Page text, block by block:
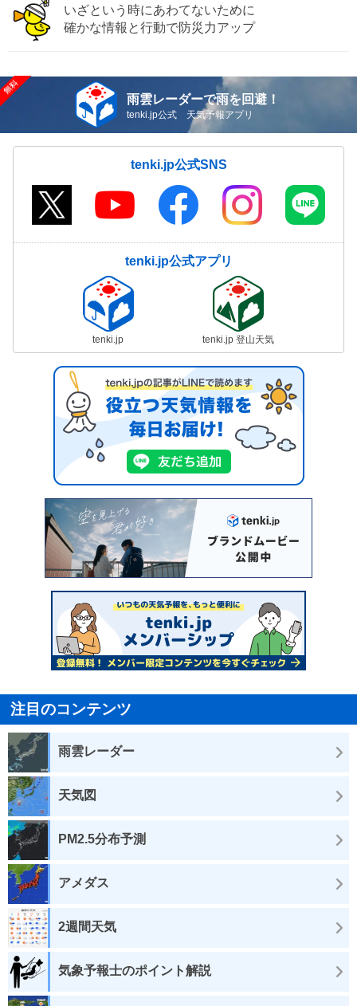
いざという時にあわてないために
確かな情報と行動で防災力アップ
雨雲レーダーで雨を回避！
tenki.jp公式 天気予報アプリ
tenki.jp公式SNS
tenki.jp公式アプリ
tenki.jp tenki.jp 登山天気
注目のコンテンツ
雨雲レーダー
天気図
PM2.5分布予測
アメダス
2週間天気
気象予報士のポイント解説